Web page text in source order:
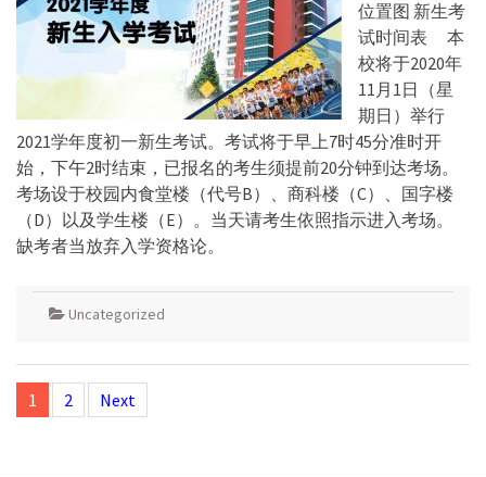
位置图 新生考
试时间表 本
校将于2020年
11月1日（星
期日）举行
2021学年度初一新生考试。考试将于早上7时45分准时开
始，下午2时结束，已报名的考生须提前20分钟到达考场。
考场设于校园内食堂楼（代号B）、商科楼（C）、国字楼
（D）以及学生楼（E）。当天请考生依照指示进入考场。
缺考者当放弃入学资格论。
Uncategorized
Posts
navigation
1 2 Next